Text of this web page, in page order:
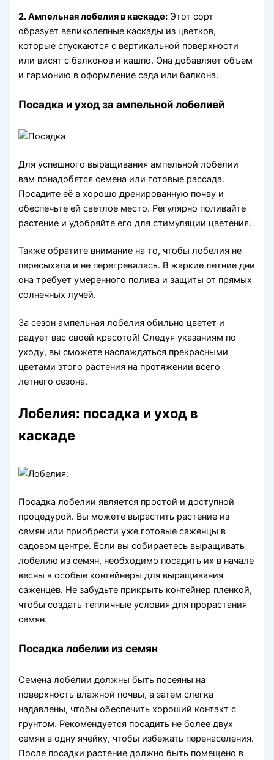
2. Ампельная лобелия в каскаде: Этот сорт
образует великолепные каскады из цветков,
которые спускаются с вертикальной поверхности
или висят с балконов и кашпо. Она добавляет объем
и гармонию в оформление сада или балкона.
Посадка и уход за ампельной лобелией
Для успешного выращивания ампельной лобелии
вам понадобятся семена или готовые рассада.
Посадите её в хорошо дренированную почву и
обеспечьте ей светлое место. Регулярно поливайте
растение и удобряйте его для стимуляции цветения.
Также обратите внимание на то, чтобы лобелия не
пересыхала и не перегревалась. В жаркие летние дни
она требует умеренного полива и защиты от прямых
солнечных лучей.
За сезон ампельная лобелия обильно цветет и
радует вас своей красотой! Следуя указаниям по
уходу, вы сможете наслаждаться прекрасными
цветами этого растения на протяжении всего
летнего сезона.
Лобелия: посадка и уход в
каскаде
Посадка лобелии является простой и доступной
процедурой. Вы можете вырастить растение из
семян или приобрести уже готовые саженцы в
садовом центре. Если вы собираетесь выращивать
лобелию из семян, необходимо посадить их в начале
весны в особые контейнеры для выращивания
саженцев. Не забудьте прикрыть контейнер пленкой,
чтобы создать тепличные условия для прорастания
семян.
Посадка лобелии из семян
Семена лобелии должны быть посеяны на
поверхность влажной почвы, а затем слегка
надавлены, чтобы обеспечить хороший контакт с
грунтом. Рекомендуется посадить не более двух
семян в одну ячейку, чтобы избежать перенаселения.
После посадки растение должно быть помещено в